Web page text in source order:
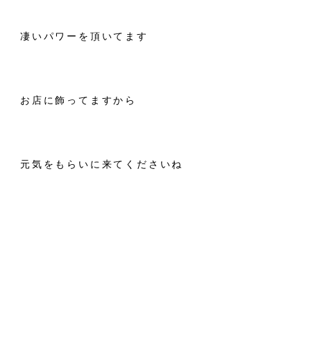
凄いパワーを頂いてます
お店に飾ってますから
元気をもらいに来てくださいね